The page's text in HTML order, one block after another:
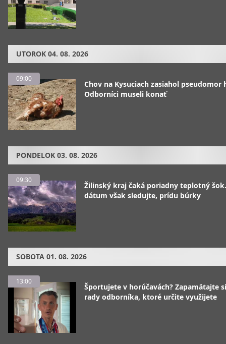
UTOROK 04. 08. 2026
09:00
Chov na Kysuciach zasiahol pseudomor
Odborníci museli konať
PONDELOK 03. 08. 2026
09:30
Žilinský kraj čaká poriadny teplotný
dátum však sledujte, prídu búrky
SOBOTA 01. 08. 2026
13:00
Športujete v horúčavách? Zapamätajte
rady odborníka, ktoré určite využijete